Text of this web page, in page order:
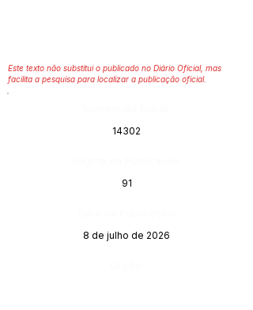
Este texto não substitui o publicado no Diário Oficial, mas
facilita a pesquisa para localizar a publicação oficial.
14302
91
8 de julho de 2026